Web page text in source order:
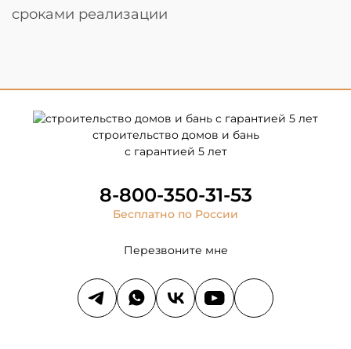
сроками реализации
строительство домов и бань
с гарантией 5 лет
8-800-350-31-53
Бесплатно по России
Перезвоните мне